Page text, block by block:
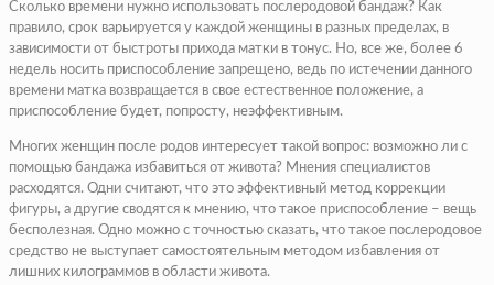
Сколько времени нужно использовать послеродовой бандаж? Как
правило, срок варьируется у каждой женщины в разных пределах, в
зависимости от быстроты прихода матки в тонус. Но, все же, более 6
недель носить приспособление запрещено, ведь по истечении данного
времени матка возвращается в свое естественное положение, а
приспособление будет, попросту, неэффективным.
Многих женщин после родов интересует такой вопрос: возможно ли с
помощью бандажа избавиться от живота? Мнения специалистов
расходятся. Одни считают, что это эффективный метод коррекции
фигуры, а другие сводятся к мнению, что такое приспособление – вещь
бесполезная. Одно можно с точностью сказать, что такое послеродовое
средство не выступает самостоятельным методом избавления от
лишних килограммов в области живота.